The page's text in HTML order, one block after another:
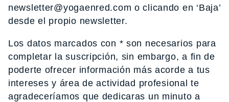
newsletter@yogaenred.com o clicando en ‘Baja’
desde el propio newsletter.
Los datos marcados con * son necesarios para
completar la suscripción, sin embargo, a fin de
poderte ofrecer información más acorde a tus
intereses y área de actividad profesional te
agradeceríamos que dedicaras un minuto a